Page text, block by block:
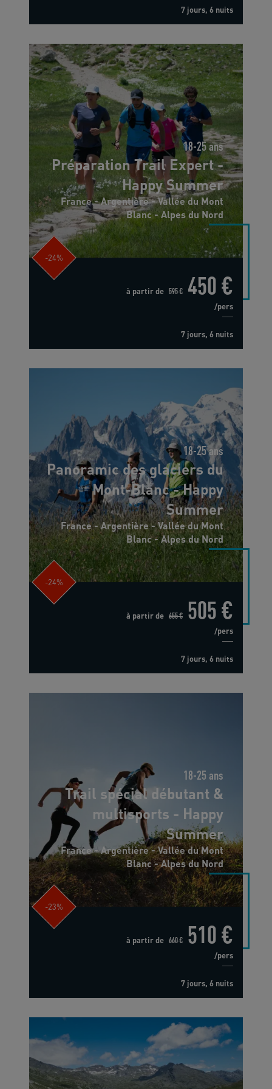
7 jours, 6 nuits
18-25 ans
Préparation Trail Expert -
Happy Summer
France - Argentière - Vallée du Mont
Blanc - Alpes du Nord
-24%
à partir de 595 € 450 €
/pers
7 jours, 6 nuits
18-25 ans
Panoramic des glaciers du
Mont-Blanc - Happy
Summer
France - Argentière - Vallée du Mont
Blanc - Alpes du Nord
-24%
à partir de 655 € 505 €
/pers
7 jours, 6 nuits
18-25 ans
Trail spécial débutant &
multisports - Happy
Summer
France - Argentière - Vallée du Mont
Blanc - Alpes du Nord
-23%
à partir de 660 € 510 €
/pers
7 jours, 6 nuits